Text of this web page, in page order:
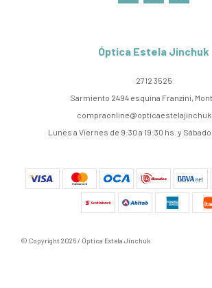
Óptica Estela Jinchuk
2712 3525
Sarmiento 2494 esquina Franzini,
Lunes a Viernes de 9:30 a 19:30 hs. y
© Copyright 2026 / Óptica Estela Jinchuk